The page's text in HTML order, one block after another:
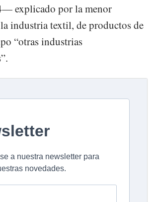
explicado por la menor
industria textil, de productos de
“otras industrias